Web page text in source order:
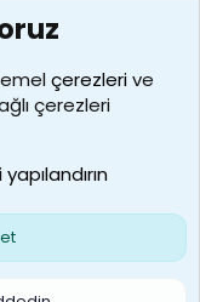
çerezlerive
çerezleri